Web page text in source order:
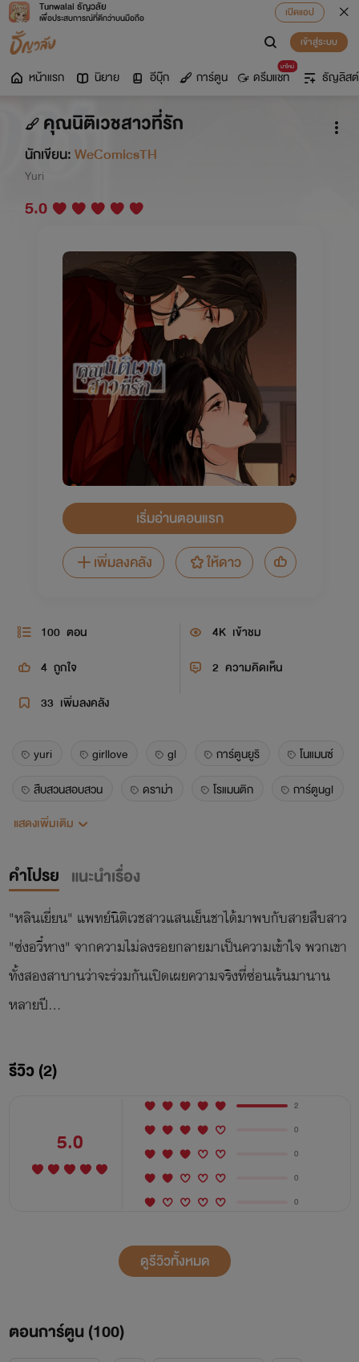
Tunwalai ธัญวลัย
เพื่อประสบการณ์ที่ดีกว่าบนมือถือ
เปิดแอป
เข้าสู่ระบบ
หน้าแรก นิยาย อีบุ๊ก การ์ตูน
มาใหม่
ดรีมแชท ธัญลิสต์
คุณนิติเวชสาวที่รัก
นักเขียน:WeComicsTH
Yuri
5.0
เริ่มอ่านตอนแรก
เพิ่มลงคลัง
ให้ดาว
100 ตอน 4K เข้าชม
4 ถูกใจ 2 ความคิดเห็น
33 เพิ่มลงคลัง
yuri girllove gl การ์ตูนยูริ
โนแมนซ์
สืบสวนสอบสวน
ดราม่า โรแมนติก
การ์ตูนgl
แปลจีน
แสดงเพิ่มเติม
คำโปรย แนะนำเรื่อง
"หลินเยี่ยน" แพทย์นิติเวชสาวแสนเย็นชาได้มาพบกับสายสืบสาว
"ซ่งอวี๋หาง" จากความไม่ลงรอยกลายมาเป็นความเข้าใจ พวกเขา
ทั้งสองสาบานว่าจะร่วมกันเปิดเผยความจริงที่ซ่อนเร้นมานาน
รีวิว (2)
5.0
2
0
0
0
0
ดูรีวิวทั้งหมด
ตอนการ์ตูน (100)